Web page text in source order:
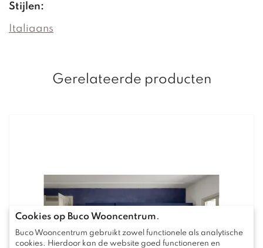
Stijlen:
Italiaans
Gerelateerde producten
Cookies op Buco Wooncentrum.
Buco Wooncentrum gebruikt zowel functionele als analytische
cookies. Hierdoor kan de website goed functioneren en